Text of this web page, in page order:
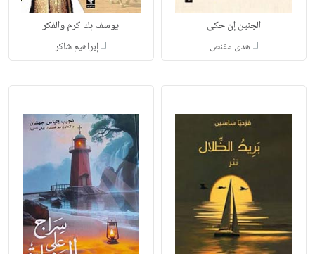
الجنين إن حكى
لـ هدى مقنص
يوسف بك كرم والفكر
لـإبراهيم شاكر